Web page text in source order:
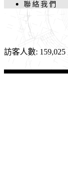
聯絡我們
訪客人數: 159,025